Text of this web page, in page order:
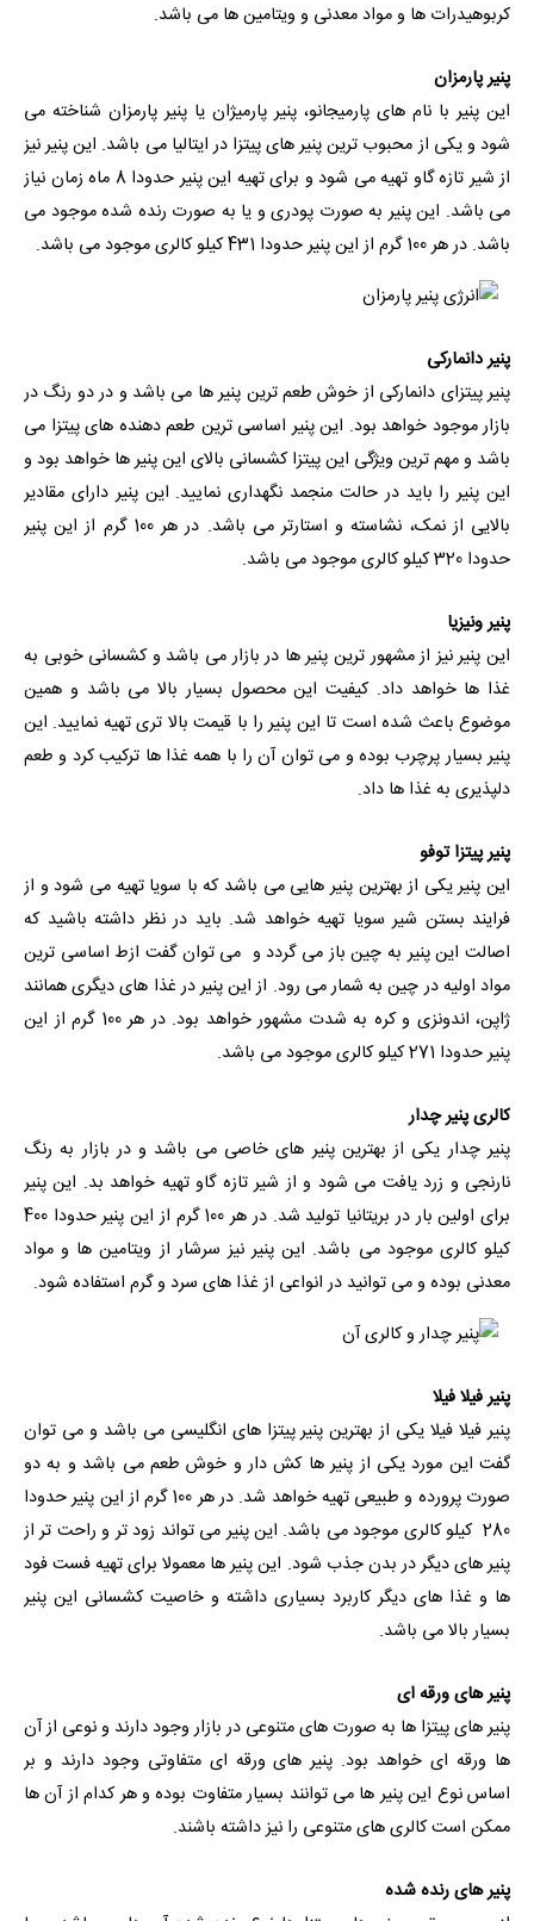
کربوهیدرات ها و مواد معدنی و ویتامین ها می باشد.
پنیر پارمزان
این پنیر با نام های پارمیجانو، پنیر پارمیژان یا پنیر پارمزان شناخته می
شود و یکی از محبوب ترین پنیر های پیتزا در ایتالیا می باشد. این پنیر نیز
از شیر تازه گاو تهیه می شود و برای تهیه این پنیر حدودا 8 ماه زمان نیاز
می باشد. این پنیر به صورت پودری و یا به صورت رنده شده موجود می
باشد. در هر 100 گرم از این پنیر حدودا 431 کیلو کالری موجود می باشد.
پنیر دانمارکی
پنیر پیتزای دانمارکی از خوش طعم ترین پنیر ها می باشد و در دو رنگ در
بازار موجود خواهد بود. این پنیر اساسی ترین طعم دهنده های پیتزا می
باشد و مهم ترین ویژگی این پیتزا کشسانی بالای این پنیر ها خواهد بود و
این پنیر را باید در حالت منجمد نگهداری نمایید. این پنیر دارای مقادیر
بالایی از نمک، نشاسته و استارتر می باشد. در هر 100 گرم از این پنیر
حدودا 320 کیلو کالری موجود می باشد.
پنیر ونیزیا
این پنیر نیز از مشهور ترین پنیر ها در بازار می باشد و کشسانی خوبی به
غذا ها خواهد داد. کیفیت این محصول بسیار بالا می باشد و همین
موضوع باعث شده است تا این پنیر را با قیمت بالا تری تهیه نمایید. این
پنیر بسیار پرچرب بوده و می توان آن را با همه غذا ها ترکیب کرد و طعم
دلپذیری به غذا ها داد.
پنیر پیتزا توفو
این پنیر یکی از بهترین پنیر هایی می باشد که با سویا تهیه می شود و از
فرایند بستن شیر سویا تهیه خواهد شد. باید در نظر داشته باشید که
اصالت این پنیر به چین باز می گردد و می توان گفت ازط اساسی ترین
مواد اولیه در چین به شمار می رود. از این پنیر در غذا های دیگری همانند
ژاپن، اندونزی و کره به شدت مشهور خواهد بود. در هر 100 گرم از این
پنیر حدودا 271 کیلو کالری موجود می باشد.
کالری پنیر چدار
پنیر چدار یکی از بهترین پنیر های خاصی می باشد و در بازار به رنگ
نارنجی و زرد یافت می شود و از شیر تازه گاو تهیه خواهد بد. این پنیر
برای اولین بار در بریتانیا تولید شد. در هر 100 گرم از این پنیر حدودا 400
کیلو کالری موجود می باشد. این پنیر نیز سرشار از ویتامین ها و مواد
معدنی بوده و می توانید در انواعی از غذا های سرد و گرم استفاده شود.
پنیر فیلا فیلا
پنیر فیلا فیلا یکی از بهترین پنیر پیتزا های انگلیسی می باشد و می توان
گفت این مورد یکی از پنیر ها کش دار و خوش طعم می باشد و به دو
صورت پرورده و طبیعی تهیه خواهد شد. در هر 100 گرم از این پنیر حدودا
280 کیلو کالری موجود می باشد. این پنیر می تواند زود تر و راحت تر از
پنیر های دیگر در بدن جذب شود. این پنیر ها معمولا برای تهیه فست فود
ها و غذا های دیگر کاربرد بسیاری داشته و خاصیت کشسانی این پنیر
بسیار بالا می باشد.
پنیر های ورقه ای
پنیر های پیتزا ها به صورت های متنوعی در بازار وجود دارند و نوعی از آن
ها ورقه ای خواهد بود. پنیر های ورقه ای متفاوتی وجود دارند و بر
اساس نوع این پنیر ها می توانند بسیار متفاوت بوده و هر کدام از آن ها
ممکن است کالری های متنوعی را نیز داشته باشند.
پنیر های رنده شده